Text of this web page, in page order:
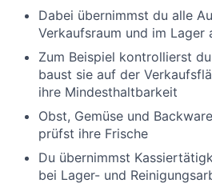
Dabei übernimmst du alle
Verkaufsraum und im Lager
Zum Beispiel kontrollierst
baust sie auf der
ihre Mindesthaltbarkeit
Obst, Gemüse und
prüfst ihre Frische
Du übernimmst
bei Lager- und